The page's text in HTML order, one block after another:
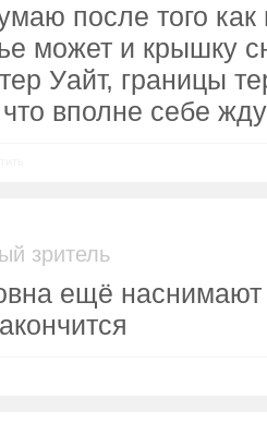
после того как
может и крышку
Уайт, границы
вполне себе
зритель
ещё